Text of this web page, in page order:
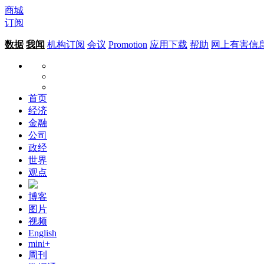
商城
订阅
数据 我闻 机构订阅 会议 Promotion 应用下载 帮助 网上有害信
首页
经济
金融
公司
政经
世界
观点
博客
图片
视频
English
mini+
周刊